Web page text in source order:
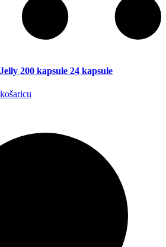
200 kapsule 24 kapsule